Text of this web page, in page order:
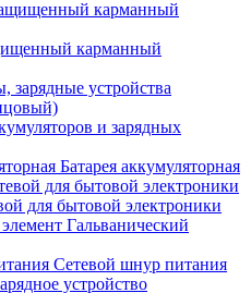
карманный
зарядные устройства
и зарядных
Батарея аккумуляторная
для бытовой электроники
Гальванический
Сетевой шнур питания